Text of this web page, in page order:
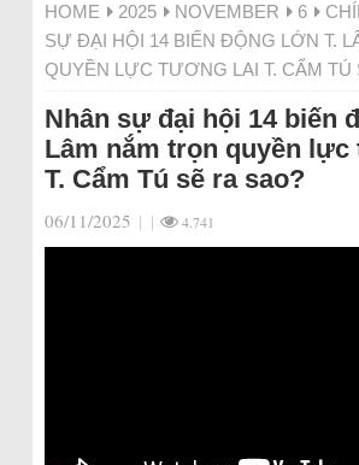
HOME 2025 NOVEMBER 6
SỰ ĐẠI HỘI 14 BIẾN ĐỘNG LỚN T.
QUYỀN LỰC TƯƠNG LAI T. CẨM TÚ
Nhân sự đại hội 14 biến
Lâm nắm trọn quyền
T. Cẩm Tú sẽ ra sao?
06/11/2025 | | 4.741